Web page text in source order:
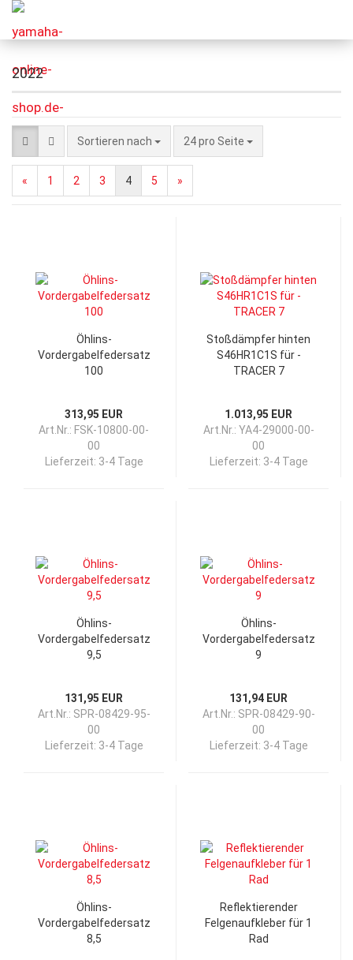
2022
Sortieren nach 24 pro Seite
« 1 2 3 4 5 »
Öhlins-
Vordergabelfedersatz
100
313,95 EUR
Art.Nr.: FSK-10800-00-
00
Lieferzeit: 3-4 Tage
Stoßdämpfer hinten
S46HR1C1S für -
TRACER 7
1.013,95 EUR
Art.Nr.: YA4-29000-00-
00
Lieferzeit: 3-4 Tage
Öhlins-
Vordergabelfedersatz
9,5
131,95 EUR
Art.Nr.: SPR-08429-95-
00
Lieferzeit: 3-4 Tage
Öhlins-
Vordergabelfedersatz
9
131,94 EUR
Art.Nr.: SPR-08429-90-
00
Lieferzeit: 3-4 Tage
Öhlins-
Vordergabelfedersatz
8,5
Reflektierender
Felgenaufkleber für 1
Rad